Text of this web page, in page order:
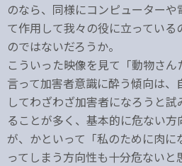
のなら、同様にコンピューター
て作用して我々の役に立ってい
のではないだろうか。
こういった映像を見て「動物さ
言って加害者意識に酔う傾向は
してわざわざ加害者になろうと
ることが多く、基本的に危ない
が、かといって「私のために肉
ってしまう方向性も十分危ないと